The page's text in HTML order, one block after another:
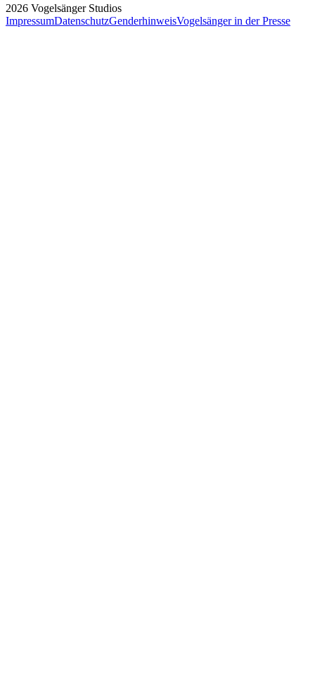
2026 Vogelsänger Studios
ImpressumDatenschutzGenderhinweisVogelsänger in der Presse